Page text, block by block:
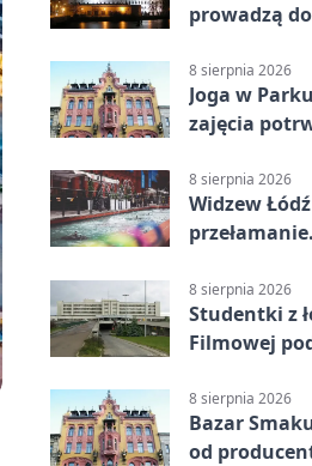
prowadzą
8 sierpnia 2026
Joga w
zajęcia
8 sierpnia 2026
Widzew
8 sierpnia 2026
Studentki z
Filmowej
8 sierpnia 2026
Bazar
od